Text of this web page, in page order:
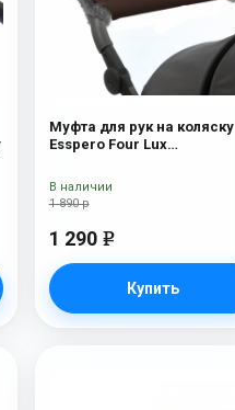
Муфта для рук на коляску
Esspero Four Lux
Chocolat
1 890 р
1 290 e
Купить
В наличии